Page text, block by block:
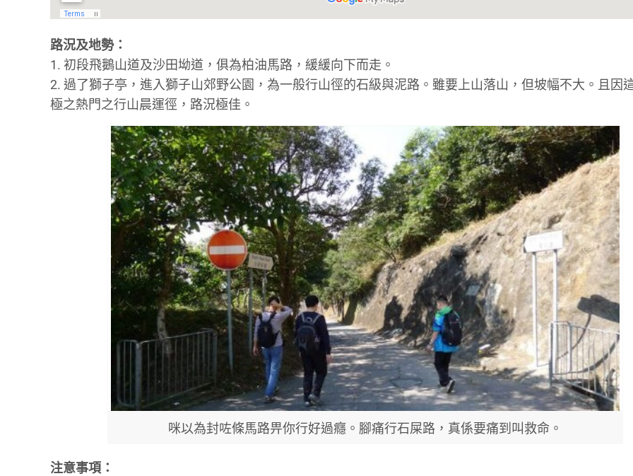
路況及地勢：
1. 初段飛鵝山道及沙田坳道，俱為柏油馬路，緩緩向下而走。
2. 過了獅子亭，進入獅子山郊野公園，為一般行山徑的石級與泥路。雖要上山落山，但坡幅不大。且因
極之熱門之行山晨運徑，路況極佳。
咪以為封咗條馬路畀你行好過癮。腳痛行石屎路，真係要痛到叫救命。
注意事項：